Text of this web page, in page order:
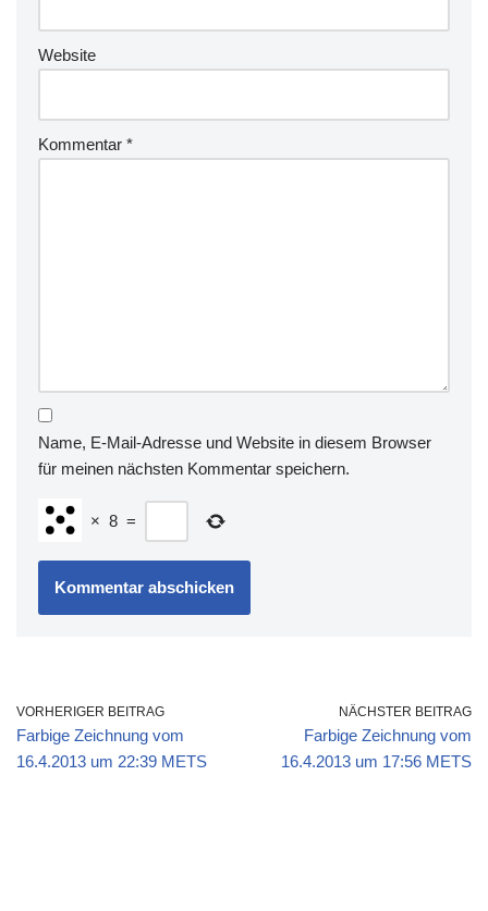
Website
Kommentar *
Name, E-Mail-Adresse und Website in diesem Browser
für meinen nächsten Kommentar speichern.
× 8 =
VORHERIGER BEITRAG
Farbige Zeichnung vom
16.4.2013 um 22:39 METS
NÄCHSTER BEITRAG
Farbige Zeichnung vom
16.4.2013 um 17:56 METS